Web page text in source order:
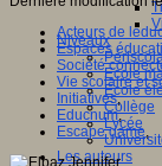
Niveaux
Ecole
Ecole
Collège
Lycée
Les auteurs
Acteurs de
Espaces
Société
Vie scolaire et
Initiatives,
Educnum,
Escape game,